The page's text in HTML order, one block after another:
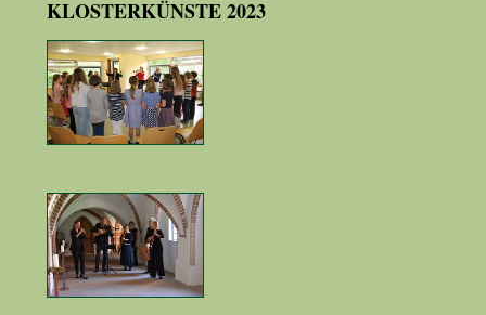
KLOSTERKÜNSTE 2023